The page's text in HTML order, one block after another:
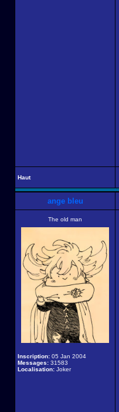
Haut
ange bleu
The old man
Inscription: 05 Jan 2004
Messages: 31583
Localisation: Joker